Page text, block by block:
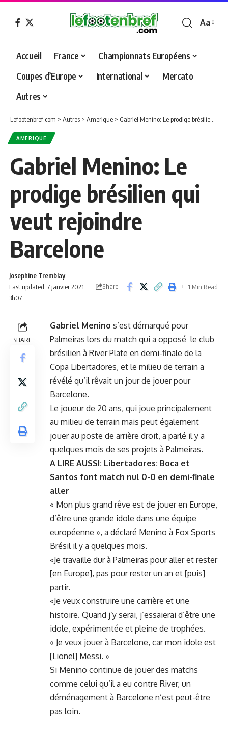
Font
Aa
Accueil France
Championnats Européens
Coupes d’Europe
International
Mercato
Autres
Lefootenbref.com > Autres > Amerique > Gabriel Menino: Le prodige brésilien qui veut rejoindre Barcelone
AMERIQUE
Gabriel Menino: Le
prodige brésilien qui
veut rejoindre
Barcelone
Last updated: 7 janvier 2021
3h07
Josephine Tremblay
Share
1 Min Read
SHARE
Gabriel Menino s’est démarqué pour
Palmeiras lors du match qui a opposé le club
brésilien à River Plate en demi-finale de la
Copa Libertadores, et le milieu de terrain a
révélé qu’il rêvait un jour de jouer pour
Barcelone.
Le joueur de 20 ans, qui joue principalement
au milieu de terrain mais peut également
jouer au poste de arrière droit, a parlé il y a
quelques mois de ses projets à Palmeiras.
A LIRE AUSSI: Libertadores: Boca et
Santos font match nul 0-0 en demi-finale
aller
« Mon plus grand rêve est de jouer en Europe,
d’être une grande idole dans une équipe
européenne », a déclaré Menino à Fox Sports
Brésil il y a quelques mois.
«Je travaille dur à Palmeiras pour aller et rester
[en Europe], pas pour rester un an et [puis]
partir.
«Je veux construire une carrière et une
histoire. Quand j’y serai, j’essaierai d’être une
idole, expérimentée et pleine de trophées.
« Je veux jouer à Barcelone, car mon idole est
[Lionel] Messi. »
Si Menino continue de jouer des matchs
comme celui qu’il a eu contre River, un
déménagement à Barcelone n’est peut-être
pas loin.